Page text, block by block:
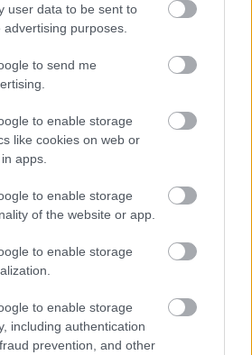
user data to be sent to
purposes.
to send me
to enable storage
like cookies on web or
apps.
to enable storage
of the website or app.
to enable storage
to enable storage
including authentication
prevention, and other
Svédország következik.
Szólj hozzá!